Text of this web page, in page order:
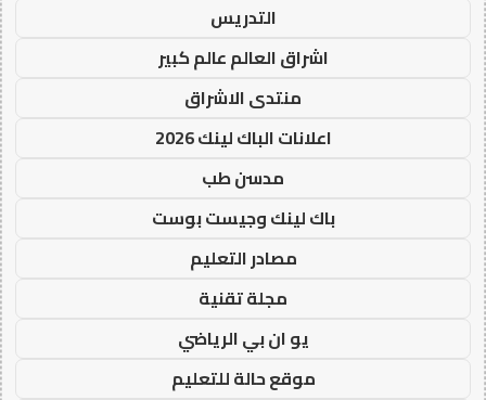
التدريس
اشراق العالم عالم كبير
منتدى الاشراق
اعلانات الباك لينك 2026
مدسن طب
باك لينك وجيست بوست
مصادر التعليم
مجلة تقنية
يو ان بي الرياضي
موقع حالة للتعليم